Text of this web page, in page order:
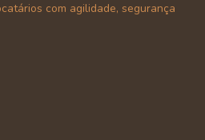
com agilidade, segurança